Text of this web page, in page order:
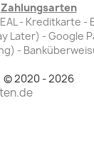
Zahlungsarten
- Kreditkarte
Later) - Google
-
© 2020 - 2026